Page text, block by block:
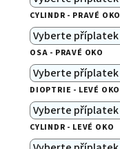
0,0
z
5
hvězdiček.
CYLINDR - PRAVÉ OKO
OSA - PRAVÉ OKO
DIOPTRIE - LEVÉ OKO
CYLINDR - LEVÉ OKO